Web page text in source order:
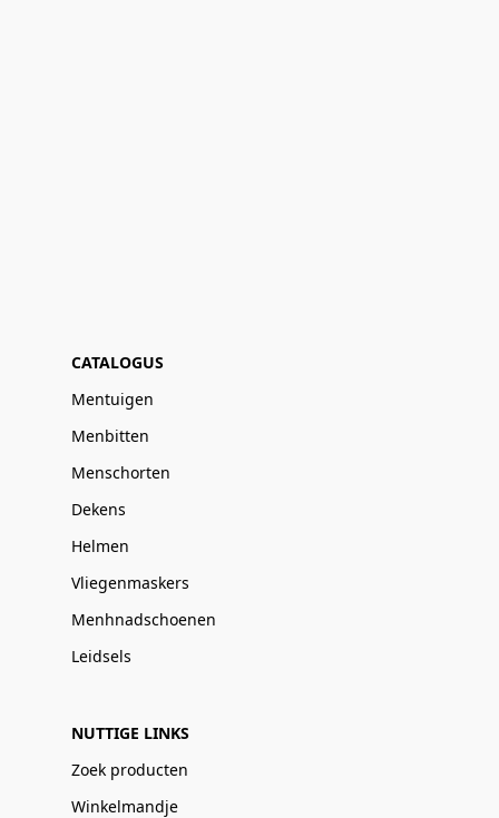
CATALOGUS
Mentuigen
Menbitten
Menschorten
Dekens
Helmen
Vliegenmaskers
Menhnadschoenen
Leidsels
NUTTIGE LINKS
Zoek producten
Winkelmandje